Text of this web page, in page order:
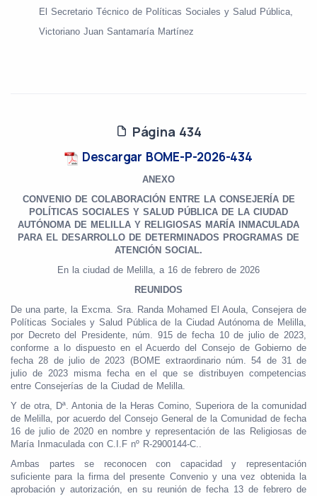
El Secretario Técnico de Políticas Sociales y Salud Pública,
Victoriano Juan Santamaría Martínez
Página 434
Descargar BOME-P-2026-434
ANEXO
CONVENIO DE COLABORACIÓN ENTRE LA CONSEJERÍA DE
POLÍTICAS SOCIALES Y SALUD PÚBLICA DE LA CIUDAD
AUTÓNOMA DE MELILLA Y RELIGIOSAS MARÍA INMACULADA
PARA EL DESARROLLO DE DETERMINADOS PROGRAMAS DE
ATENCIÓN SOCIAL.
En la ciudad de Melilla, a 16 de febrero de 2026
REUNIDOS
De una parte, la Excma. Sra. Randa Mohamed El Aoula, Consejera de
Políticas Sociales y Salud Pública de la Ciudad Autónoma de Melilla,
por Decreto del Presidente, núm. 915 de fecha 10 de julio de 2023,
conforme a lo dispuesto en el Acuerdo del Consejo de Gobierno de
fecha 28 de julio de 2023 (BOME extraordinario núm. 54 de 31 de
julio de 2023 misma fecha en el que se distribuyen competencias
entre Consejerías de la Ciudad de Melilla.
Y de otra, Dª. Antonia de la Heras Comino, Superiora de la comunidad
de Melilla, por acuerdo del Consejo General de la Comunidad de fecha
16 de julio de 2020 en nombre y representación de las Religiosas de
María Inmaculada con C.I.F nº R-2900144-C..
Ambas partes se reconocen con capacidad y representación
suficiente para la firma del presente Convenio y una vez obtenida la
aprobación y autorización, en su reunión de fecha 13 de febrero de